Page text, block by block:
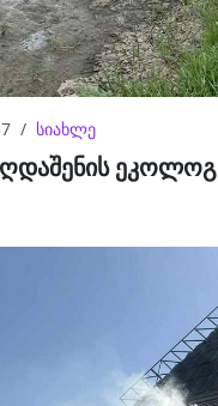
სიახლე